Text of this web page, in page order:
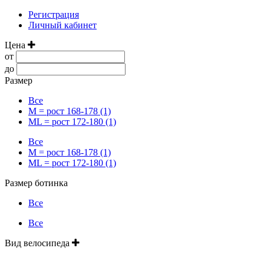
Регистрация
Личный кабинет
Цена
от
до
Размер
Все
M = рост 168-178 (1)
ML = рост 172-180 (1)
Все
M = рост 168-178 (1)
ML = рост 172-180 (1)
Размер ботинка
Все
Все
Вид велосипеда